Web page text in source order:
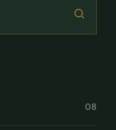
08